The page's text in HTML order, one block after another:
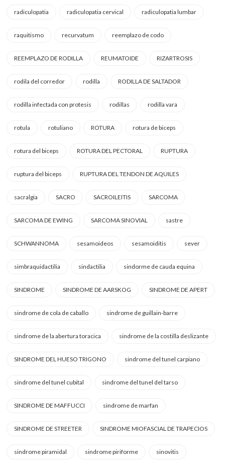
radiculopatia radiculopatia cervical radiculopatia lumbar
raquitismo recurvatum reemplazo de codo
REEMPLAZO DE RODILLA REUMATOIDE RIZARTROSIS
rodila del corredor rodilla RODILLA DE SALTADOR
rodilla infectada con protesis rodillas rodilla vara
rotula rotuliano ROTURA rotura de biceps
rotura del biceps ROTURA DEL PECTORAL RUPTURA
ruptura del biceps RUPTURA DEL TENDON DE AQUILES
sacralgia SACRO SACROILEITIS SARCOMA
SARCOMA DE EWING SARCOMA SINOVIAL sastre
SCHWANNOMA sesamoideos sesamoiditis sever
simbraquidactilia sindactilia sindorme de cauda equina
SINDROME SINDROME DE AARSKOG SINDROME DE APERT
sindrome de cola de caballo sindrome de guillain-barre
sindrome de la abertura toracica sindrome de la costilla deslizante
SINDROME DEL HUESO TRIGONO sindrome del tunel carpiano
sindrome del tunel cubital sindrome del tunel del tarso
SINDROME DE MAFFUCCI sindrome de marfan
SINDROME DE STREETER SINDROME MIOFASCIAL DE TRAPECIOS
sindrome piramidal sindrome piriforme sinovitis